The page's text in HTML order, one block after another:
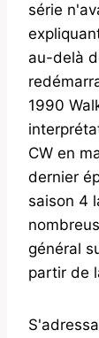
série
au-delà
1990
CW en
dernier
saison 4
général
partir de